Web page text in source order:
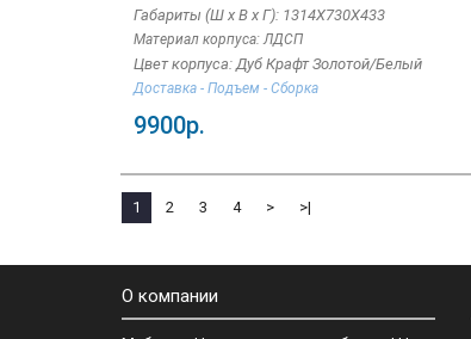
Габариты (Ш x В x Г): 1314Х730Х433
Материал корпуса: ЛДСП
Цвет корпуса: Дуб Крафт Золотой/Белый
Доставка - Подъем - Сборка
9900р.
1 2 3 4 > >|
О компании